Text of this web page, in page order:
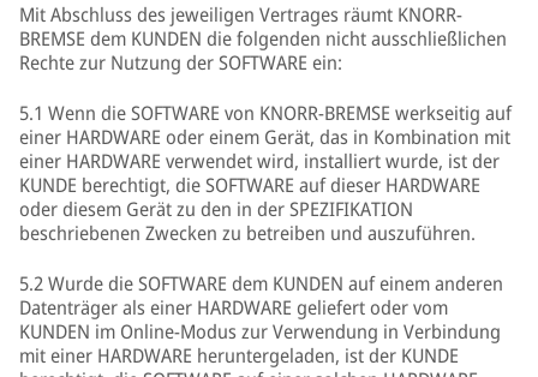
Mit Abschluss des jeweiligen Vertrages räumt KNORR-
BREMSE dem KUNDEN die folgenden nicht ausschließlichen
Rechte zur Nutzung der SOFTWARE ein:
5.1 Wenn die SOFTWARE von KNORR-BREMSE werkseitig auf
einer HARDWARE oder einem Gerät, das in Kombination mit
einer HARDWARE verwendet wird, installiert wurde, ist der
KUNDE berechtigt, die SOFTWARE auf dieser HARDWARE
oder diesem Gerät zu den in der SPEZIFIKATION
beschriebenen Zwecken zu betreiben und auszuführen.
5.2 Wurde die SOFTWARE dem KUNDEN auf einem anderen
Datenträger als einer HARDWARE geliefert oder vom
KUNDEN im Online-Modus zur Verwendung in Verbindung
mit einer HARDWARE heruntergeladen, ist der KUNDE